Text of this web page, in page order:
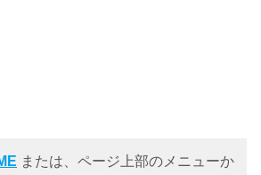
または、ページ上部のメニューか